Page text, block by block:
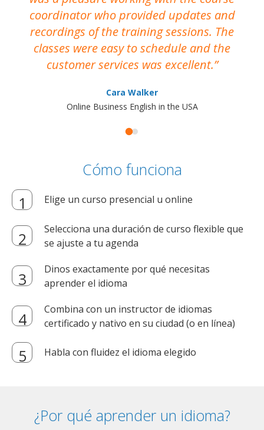
coordinator who provided updates and
recordings of the training sessions. The
classes were easy to schedule and the
customer services was excellent.
Cara Walker
Online Business English in the USA
Cómo funciona
Elige un curso presencial u online
Selecciona una duración de curso flexible que
se ajuste a tu agenda
Dinos exactamente por qué necesitas
aprender el idioma
Combina con un instructor de idiomas
certificado y nativo en su ciudad (o en línea)
Habla con fluidez el idioma elegido
¿Por qué aprender un idioma?